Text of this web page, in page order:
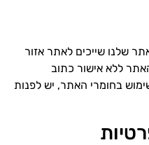
שלנו שייכים לאתר אזור
ללא אישור כתוב
בחומרי האתר, יש לפנות